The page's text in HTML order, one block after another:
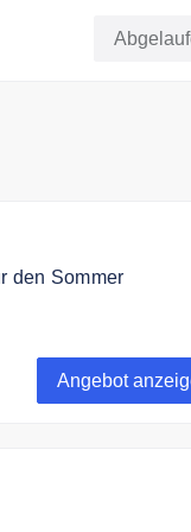
den Sommer
Angebot